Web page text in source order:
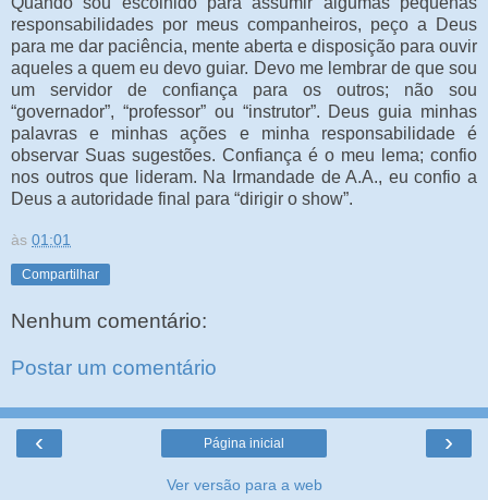
responsabilidades por meus companheiros, peço a Deus
para me dar paciência, mente aberta e disposição para ouvir
aqueles a quem eu devo guiar. Devo me lembrar de que sou
um servidor de confiança para os outros; não sou
“governador”, “professor” ou “instrutor”. Deus guia minhas
palavras e minhas ações e minha responsabilidade é
observar Suas sugestões. Confiança é o meu lema; confio
nos outros que lideram. Na Irmandade de A.A., eu confio a
Deus a autoridade final para “dirigir o show”.
às 01:01
Compartilhar
Nenhum comentário:
Postar um comentário
‹ ›
Página inicial
Ver versão para a web